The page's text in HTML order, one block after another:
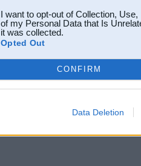
I want to opt-out of Collection,
of my Personal Data that Is
it was collected.
Opted Out
CONFIRM
Data Deletion